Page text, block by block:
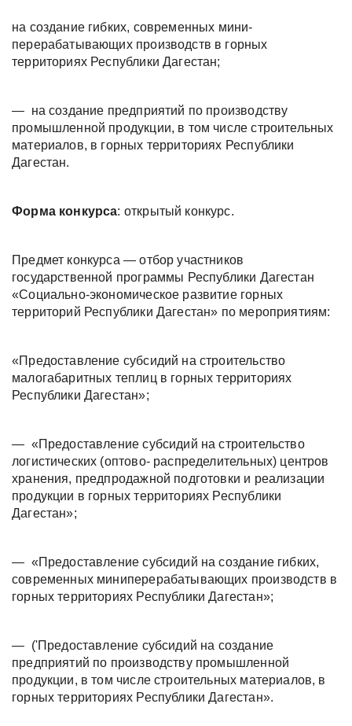
на создание гибких, современных мини-
перерабатывающих производств в горных
территориях Республики Дагестан;
— на создание предприятий по производству
промышленной продукции, в том числе строительных
материалов, в горных территориях Республики
Дагестан.
Форма конкурса: открытый конкурс.
Предмет конкурса — отбор участников
государственной программы Республики Дагестан
«Социально-экономическое развитие горных
территорий Республики Дагестан» по мероприятиям:
«Предоставление субсидий на строительство
малогабаритных теплиц в горных территориях
Республики Дагестан»;
— «Предоставление субсидий на строительство
логистических (оптово- распределительных) центров
хранения, предпродажной подготовки и реализации
продукции в горных территориях Республики
Дагестан»;
— «Предоставление субсидий на создание гибких,
современных миниперерабатывающих производств в
горных территориях Республики Дагестан»;
— ('Предоставление субсидий на создание
предприятий по производству промышленной
продукции, в том числе строительных материалов, в
горных территориях Республики Дагестан».